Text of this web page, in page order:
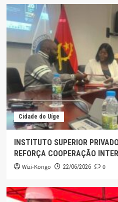
Cidade do Uíge
INSTITUTO SUPERIOR
REFORÇA COOPERAÇÃO
Wizi-Kongo 22/06/2026 0